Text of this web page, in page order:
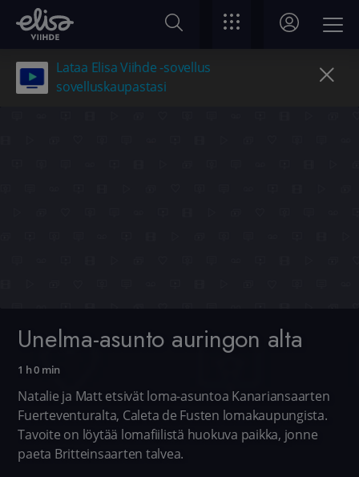
Lataa Elisa Viihde -sovellus
sovelluskaupastasi
Unelma-asunto auringon alta
1 h 0 min
Natalie ja Matt etsivät loma-asuntoa Kanariansaarten
Fuerteventuralta, Caleta de Fusten lomakaupungista.
Tavoite on löytää lomafiilistä huokuva paikka, jonne
paeta Britteinsaarten talvea.